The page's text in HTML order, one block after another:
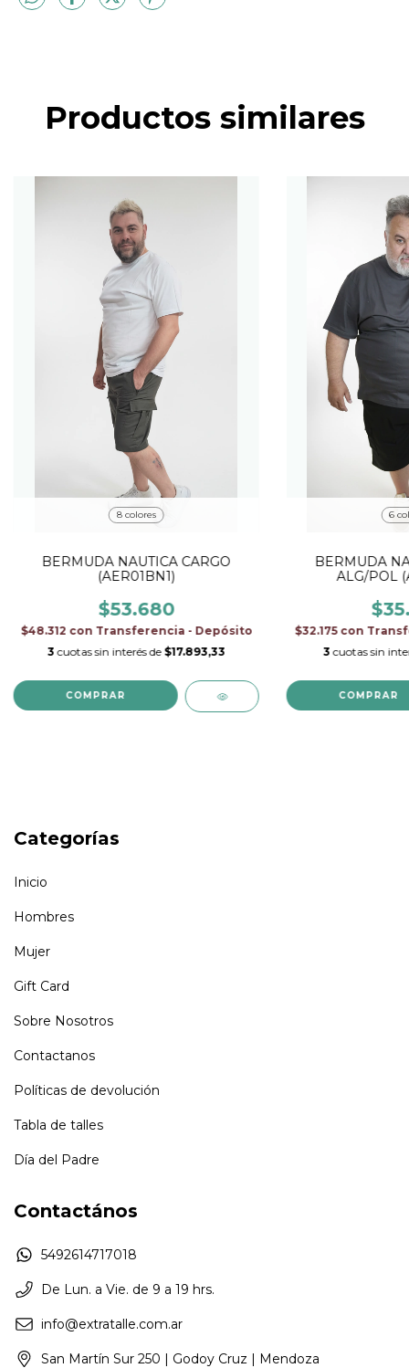
Productos similares
8 colores
BERMUDA NAUTICA CARGO
(AER01BN1)
$53.680
$48.312 con Transferencia - Depósito
3 cuotas sin interés de $17.893,33
COMPRAR
6
BERMUDA
ALG/POL
$32.175 con
3 cuotas sin
COMPRAR
Categorías
Inicio
Hombres
Mujer
Gift Card
Sobre Nosotros
Contactanos
Políticas de devolución
Tabla de talles
Día del Padre
Contactános
5492614717018
De Lun. a Vie. de 9 a 19 hrs.
info@extratalle.com.ar
San Martín Sur 250 | Godoy Cruz | Mendoza